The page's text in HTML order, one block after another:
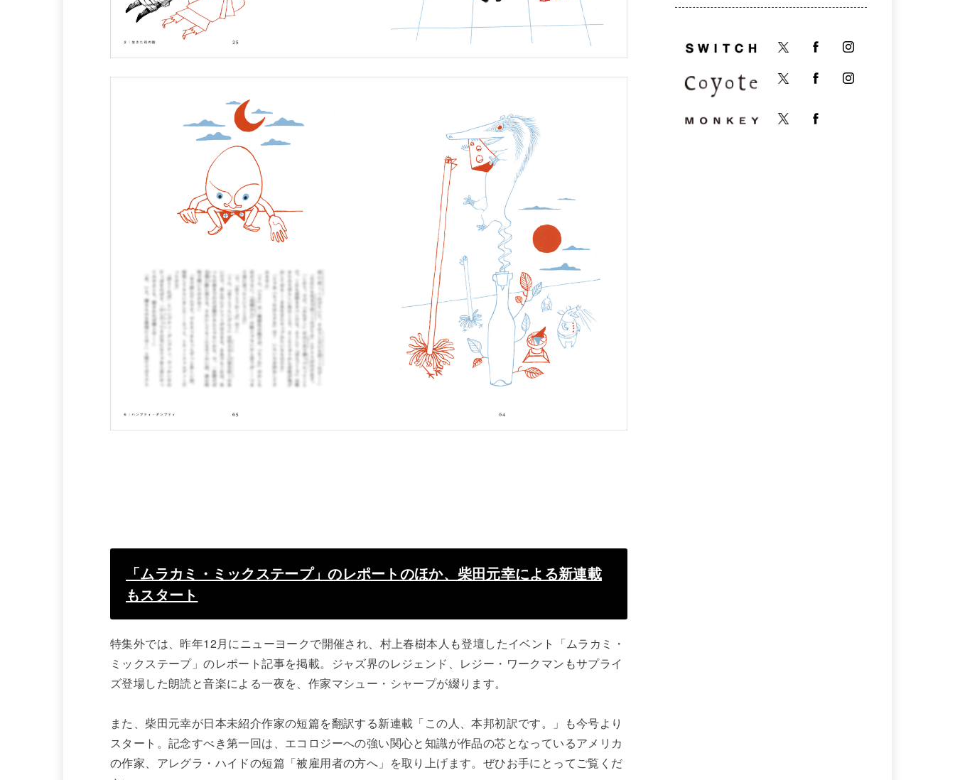
「ムラカミ・ミックステープ」のレポートのほか、柴田元幸による新連載
もスタート
特集外では、昨年12月にニューヨークで開催され、村上春樹本人も登壇したイベント「ムラカミ・
ミックステープ」のレポート記事を掲載。ジャズ界のレジェンド、レジー・ワークマンもサプライ
ズ登場した朗読と音楽による一夜を、作家マシュー・シャープが綴ります。
また、柴田元幸が日本未紹介作家の短篇を翻訳する新連載「この人、本邦初訳です。」も今号より
スタート。記念すべき第一回は、エコロジーへの強い関心と知識が作品の芯となっているアメリカ
の作家、アレグラ・ハイドの短篇「被雇用者の方へ」を取り上げます。ぜひお手にとってご覧くだ